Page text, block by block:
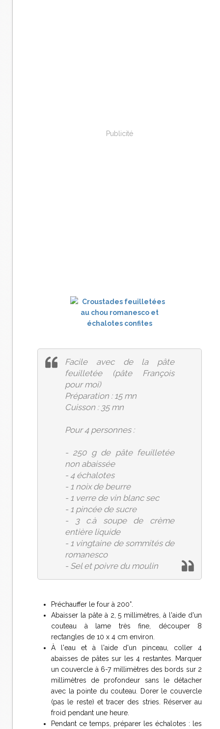
Publicité
Facile avec de la pâte
feuilletée (pâte François
pour moi)
Préparation : 15 mn
Cuisson : 35 mn
Pour 4 personnes :
- 250 g de pâte feuilletée
non abaissée
- 4 échalotes
- 1 noix de beurre
- 1 verre de vin blanc sec
- 1 pincée de sucre
- 3 c.à soupe de crème
entière liquide
- 1 vingtaine de sommités de
romanesco
- Sel et poivre du moulin
Préchauffer le four à 200°.
Abaisser la pâte à 2, 5 millimètres, à l'aide d'un
couteau à lame très fine, découper 8
rectangles de 10 x 4 cm environ.
À l'eau et à l'aide d'un pinceau, coller 4
abaisses de pâtes sur les 4 restantes. Marquer
un couvercle à 6-7 millimètres des bords sur 2
millimètres de profondeur sans le détacher
avec la pointe du couteau. Dorer le couvercle
(pas le reste) et tracer des stries. Réserver au
froid pendant une heure.
Pendant ce temps, préparer les échalotes : les